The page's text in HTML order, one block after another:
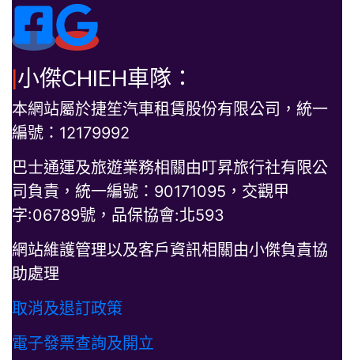
|小傑CHIEH車隊：
本網站屬於捷笙汽車租賃股份有限公司，統一
編號：12179992
巴士通運及旅遊業務相關由叮昇旅行社有限公
司負責，統一編號：90171095，交觀甲
字:06789號，品保協會:北593
網站維護管理以及客戶資訊相關由小傑負責協
助處理
取消及退訂政策
電子發票查詢及開立